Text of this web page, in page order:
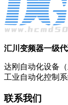
汇川变频器一级
达刚自动化设备
工业自动化控制
联系我们